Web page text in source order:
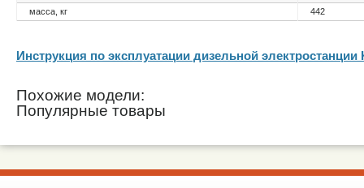
масса, кг
442
Инструкция по эксплуатации дизельной электростанции
Похожие модели:
Популярные товары